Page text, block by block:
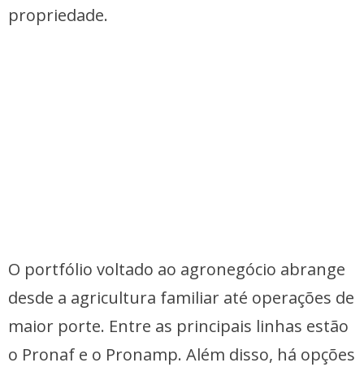
propriedade.
O portfólio voltado ao agronegócio abrange
desde a agricultura familiar até operações de
maior porte. Entre as principais linhas estão
o Pronaf e o Pronamp. Além disso, há opções